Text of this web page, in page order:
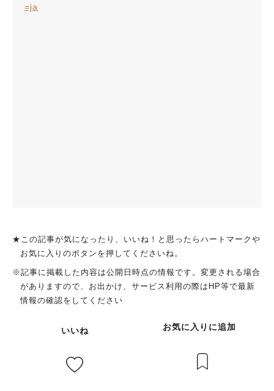
=ja
★この記事が気になったり、いいね！と思ったらハートマークや
お気に入りのボタンを押してくださいね。
※記事に掲載した内容は公開日時点の情報です。変更される場合
がありますので、お出かけ、サービス利用の際はHP等で最新
情報の確認をしてください
いいね お気に入りに追加